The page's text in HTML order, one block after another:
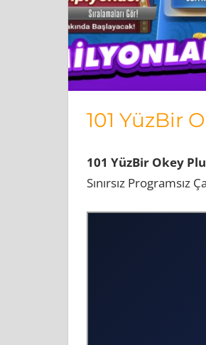
101 YüzBir
101 YüzBir Okey
Sınırsız Programsız